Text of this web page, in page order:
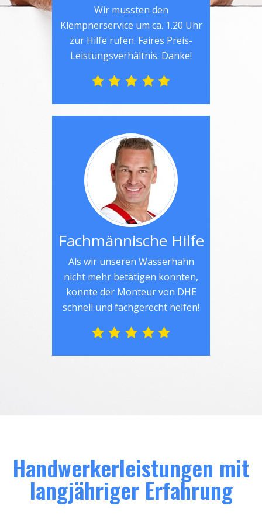
Wir mussten den
Klempnerservice um ca. 1.20 Uhr
zur Hilfe rufen. Faires Preis-
Leistungsverhältnis. Danke!
Fachmännische Hilfe
Als wir unseren Wasserhahn
nicht mehr betätigen konnten,
konnte der Monteur von DHE
schnell und fachgerecht helfen!
Handwerkerleistungen mit
langjähriger Erfahrung